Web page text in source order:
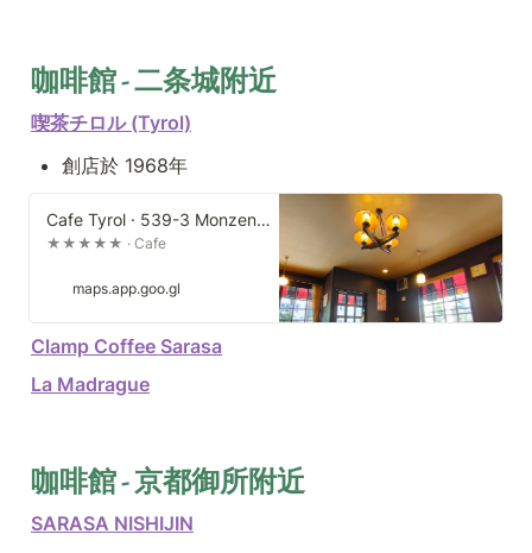
咖啡館 - 二条城附近
喫茶チロル (Tyrol)
創店於 1968年
Cafe Tyrol · 539-3 Monzencho, Nakagyo Ward, Kyoto, 604-8306, Japan
★★★★★ · Cafe
maps.app.goo.gl
Clamp Coffee Sarasa
La Madrague
咖啡館 - 京都御所附近
SARASA NISHIJIN